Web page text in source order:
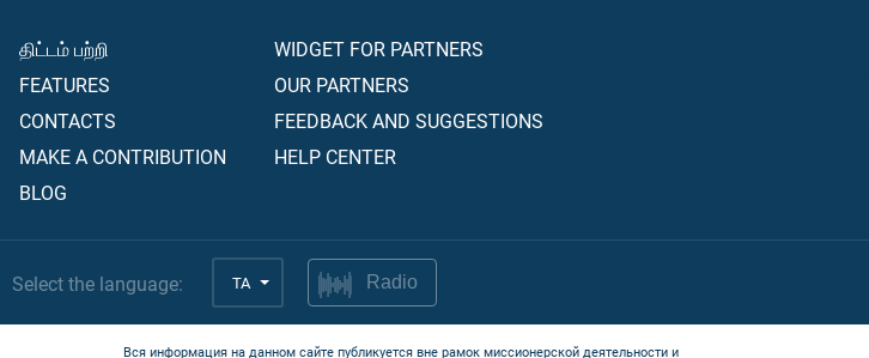
திட்டம் பற்றி
FEATURES
CONTACTS
MAKE A CONTRIBUTION
BLOG
WIDGET FOR PARTNERS
OUR PARTNERS
FEEDBACK AND SUGGESTIONS
HELP CENTER
Select the language: TA Radio
Вся информация на данном сайте публикуется вне рамок миссионерской деятельности и